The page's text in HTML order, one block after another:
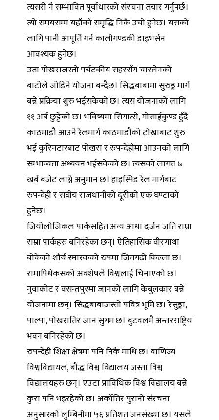
त्यसरी नै सम्भावित पूर्वाधारको संरचना तयार गर्नुपर्छ।
त्यो समयसम्म यहाँको समृद्धि निकै उचो हुनेछ। यसको
लागि पानी आपूर्ति गर्न कालीगण्डकी डाइभर्सन
आवश्यक हुनेछ।
उता पोखराजस्तो पर्यटकीय सहरसँग चारलेनको
बाटोले जोडिने योजना बन्दैछ। सिद्धबाबामा सुरुङ्ग मार्ग
बन्ने प्रक्रिया शुरु भईसकेको छ। त्यस योजनाको लागि
११ अर्ब छुट्टेको छ। भविष्यमा सिगात्से, गोसाईकुण्ड हुँदै
काठमाडौ आउने रेलमार्ग काठमाडौको टोखाबाट शुरु
भई कुरिनटारबाट पोखरा र रुपन्देहीमा आउनको लागि
सम्भाव्यता अध्ययन भईसकेको छ। त्यसको लागत ७
खर्ब बजेट लाग्ने अनुमान छ। हाइस्पिड रेल मार्गबाट
रुपन्देही र संघीय राजधानीको दूरीको एक घण्टाको
हुनेछ।
जियोलोजिकल पार्कसहित अन्य आधा दर्जन जति राम्रा
राम्रा पार्कहरु बनिरहेका छन्। ऐतिहासिक वीरगाथा
बोकेको शौर्य स्मारकको रुपमा जितगढी किल्ला छ।
रामापिथेकसको अवशेषले विश्वलाई चिनाएको छ।
नुवाकोट र वसन्तपुरमा जानको लागि केबुलकार बन्ने
योजनामा छन्। सिद्धबाबाजस्तो पवित्र भूमि छ। रेसुङ्गा,
पाल्पा, पोखरातिर जान सुगम छ। बुटवलमै अन्तरराष्ट्रिय
भवन बनिरहेको छ।
रुपन्देही शिक्षा क्षेत्रमा पनि निकै माथि छ। वाणिज्य
विश्वविद्यायल, बौद्ध विश्व विद्यालय जस्ता विश्व
विद्यालयहरु छन्। एउटा प्राविधिक विश्व विद्यालय बन्ने
कुरा पनि भइरहेको छ। अर्कोतिर पुरानो संरचना
अनुसारको लुम्बिनीमा ५६ प्रतिशत जनसंख्या छ। यसले